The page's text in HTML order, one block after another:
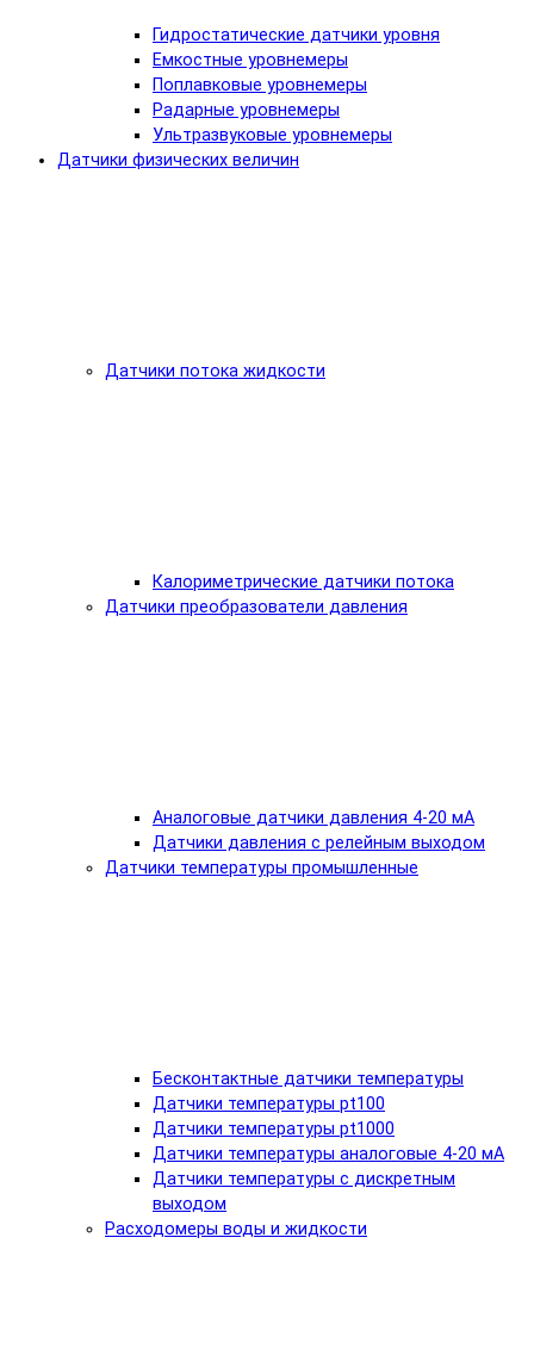
Гидростатические датчики уровня
Емкостные уровнемеры
Поплавковые уровнемеры
Радарные уровнемеры
Ультразвуковые уровнемеры
Датчики физических величин
Датчики потока жидкости
Калориметрические датчики потока
Датчики преобразователи давления
Аналоговые датчики давления 4-20 мА
Датчики давления с релейным выходом
Датчики температуры промышленные
Бесконтактные датчики температуры
Датчики температуры pt100
Датчики температуры pt1000
Датчики температуры аналоговые 4-20 мА
Датчики температуры с дискретным
выходом
Расходомеры воды и жидкости